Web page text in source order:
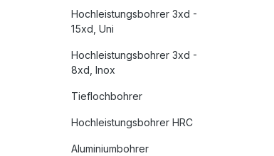
Hochleistungsbohrer 3xd -
15xd, Uni
Hochleistungsbohrer 3xd -
8xd, Inox
Tieflochbohrer
Hochleistungsbohrer HRC
Aluminiumbohrer